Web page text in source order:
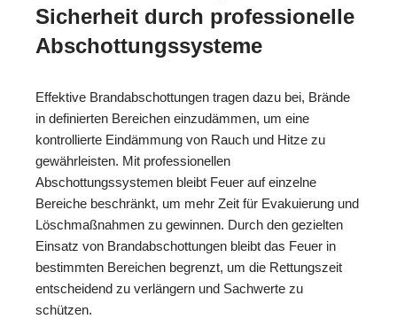
Sicherheit durch professionelle
Abschottungssysteme
Effektive Brandabschottungen tragen dazu bei, Brände
in definierten Bereichen einzudämmen, um eine
kontrollierte Eindämmung von Rauch und Hitze zu
gewährleisten. Mit professionellen
Abschottungssystemen bleibt Feuer auf einzelne
Bereiche beschränkt, um mehr Zeit für Evakuierung und
Löschmaßnahmen zu gewinnen. Durch den gezielten
Einsatz von Brandabschottungen bleibt das Feuer in
bestimmten Bereichen begrenzt, um die Rettungszeit
entscheidend zu verlängern und Sachwerte zu
schützen.